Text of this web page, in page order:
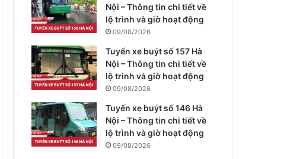
Nội – Thông tin chi tiết về
lộ trình và giờ hoạt động
09/08/2026
Tuyến xe buýt số 157 Hà
Nội – Thông tin chi tiết về
lộ trình và giờ hoạt động
09/08/2026
Tuyến xe buýt số 146 Hà
Nội – Thông tin chi tiết về
lộ trình và giờ hoạt động
09/08/2026